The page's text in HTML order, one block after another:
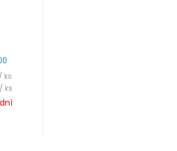
ks
ks